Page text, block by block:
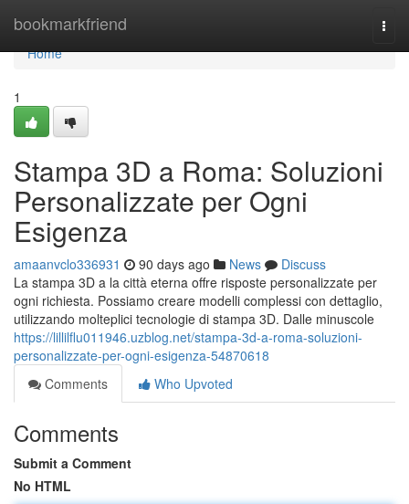
bookmarkfriend
Home
Home
1
Stampa 3D a Roma: Soluzioni
Personalizzate per Ogni
Esigenza
amaanvclo336931 90 days ago News
Discuss
La stampa 3D a la città eterna offre risposte personalizzate per
ogni richiesta. Possiamo creare modelli complessi con dettaglio,
utilizzando molteplici tecnologie di stampa 3D. Dalle minuscole
https://lillilflu011946.uzblog.net/stampa-3d-a-roma-soluzioni-
personalizzate-per-ogni-esigenza-54870618
Comments
Who Upvoted
Comments
Submit a Comment
No HTML